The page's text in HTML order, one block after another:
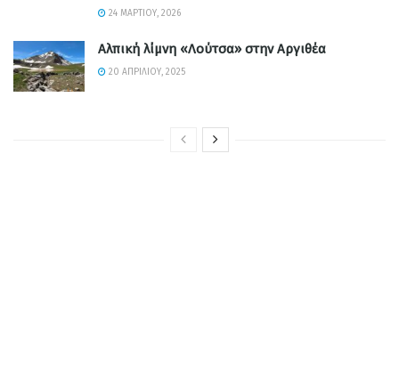
24 ΜΑΡΤΊΟΥ, 2026
Αλπική λίμνη «Λούτσα» στην Αργιθέα
20 ΑΠΡΙΛΊΟΥ, 2025